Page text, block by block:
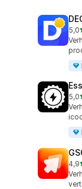
5,0
5,0
4,9
31